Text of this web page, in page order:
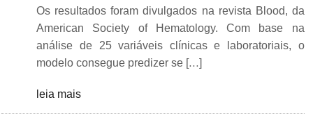
Os resultados foram divulgados na revista Blood, da
American Society of Hematology. Com base na
análise de 25 variáveis clínicas e laboratoriais, o
modelo consegue predizer se […]
leia mais